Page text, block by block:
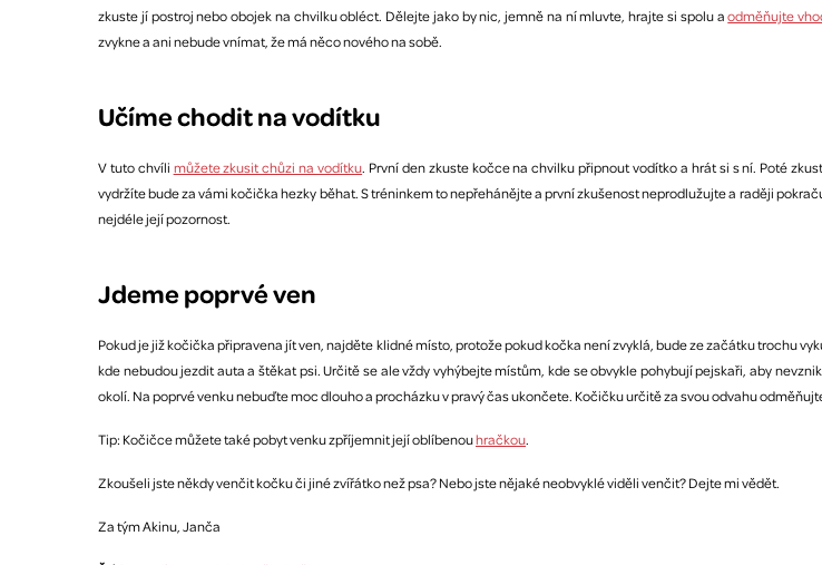
zkuste jí postroj nebo obojek na chvilku obléct. Dělejte jako by nic, jemně na ní mluvte, hrajte si spolu aodměňujte
zvykne a ani nebude vnímat, že má něco nového na sobě.
Učíme chodit na vodítku
V tuto chvíli můžete zkusit chůzi na vodítku. První den zkuste kočce na chvilku připnout vodítko a hrát si s ní. Poté
vydržíte bude za vámi kočička hezky běhat. S tréninkem to nepřehánějte a první zkušenost neprodlužujte a raději
nejdéle její pozornost.
Jdeme poprvé ven
Pokud je již kočička připravena jít ven, najděte klidné místo, protože pokud kočka není zvyklá, bude ze začátku trochu
kde nebudou jezdit auta a štěkat psi. Určitě se ale vždy vyhýbejte místům, kde se obvykle pohybují pejskaři, aby
okolí. Na poprvé venku nebuďte moc dlouho a procházku v pravý čas ukončete. Kočičku určitě za svou odvahu
Tip: Kočičce můžete také pobyt venku zpříjemnit její oblíbenouhračkou.
Zkoušeli jste někdy venčit kočku či jiné zvířátko než psa? Nebo jste nějaké neobvyklé viděli venčit? Dejte mi vědět.
Za tým Akinu, Janča